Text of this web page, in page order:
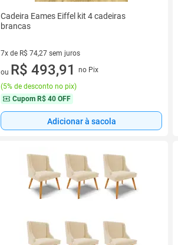
Cadeira Eames Eiffel kit 4 cadeiras
brancas
7x de R$ 74,27 sem juros
7 vez de R$ 74,27 sem juros
ou R$ 493,91
no Pix
(5% de desconto no pix)
Cupom R$ 40 OFF
Adicionar à sacola